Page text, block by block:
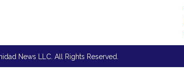
News LLC. All Rights Reserved.